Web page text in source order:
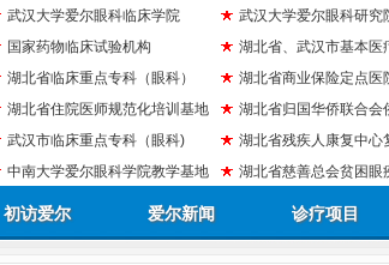
武汉大学爱尔眼科临床学院
国家药物临床试验机构
湖北省临床重点专科（眼科）
湖北省住院医师规范化培训基地
武汉市临床重点专科（眼科)
中南大学爱尔眼科学院教学基地
武汉大学爱尔眼科研究
湖北省、武汉市基本医
湖北省商业保险定点医
湖北省归国华侨联合会
湖北省残疾人康复中心
湖北省慈善总会贫困眼
初访爱尔 爱尔新闻 诊疗项目